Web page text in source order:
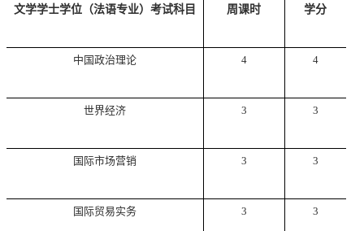
文学学士学位（法语专业）考试科目 周课时 学分
中国政治理论 4 4
世界经济 3 3
国际市场营销 3 3
国际贸易实务 3 3